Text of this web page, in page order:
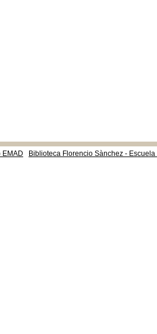
EMAD Biblioteca Florencio Sànchez -